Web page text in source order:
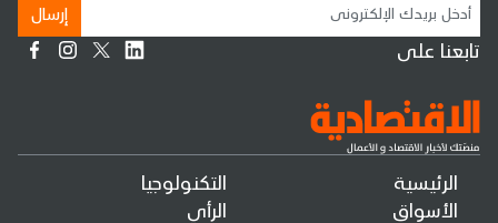
الرئيسية
الأسواق
التكنولوجيا
الرأي
إرسال
تابعنا على